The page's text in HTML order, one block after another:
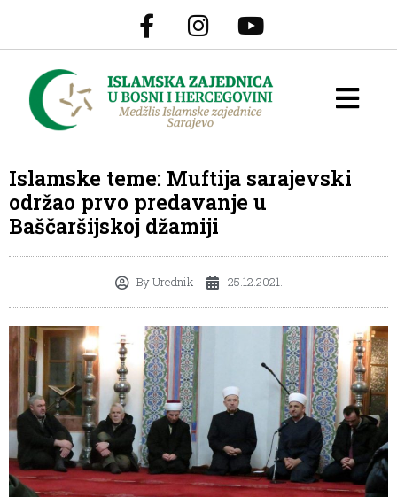
Islamske teme: Muftija sarajevski
održao prvo predavanje u
Baščaršijskoj džamiji
ByUrednik 25.12.2021.